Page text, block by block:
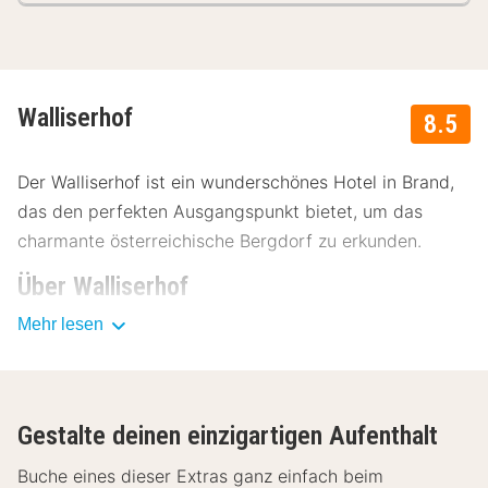
8.5
Walliserhof
Der Walliserhof ist ein wunderschönes Hotel in Brand,
das den perfekten Ausgangspunkt bietet, um das
charmante österreichische Bergdorf zu erkunden.
Über Walliserhof
Der Walliserhof ist die ideale Unterkunft, um in
Der Walliserhof ist ein traditionelles österreichisches
Hotel mit gemütlichen Zimmern und Suiten. Jedes
Mehr lesen
Gestalte deinen einzigartigen Aufenthalt
Buche eines dieser Extras ganz einfach beim